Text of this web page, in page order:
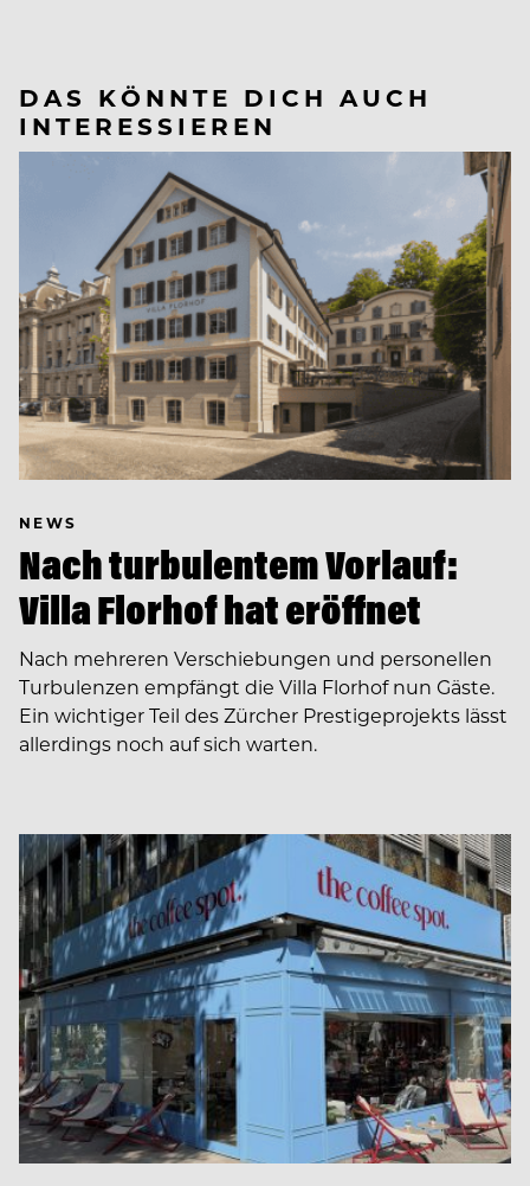
DAS KÖNNTE DICH AUCH
INTERESSIEREN
NEWS
Nach turbulentem Vorlauf:
Villa Florhof hat eröffnet
Nach mehreren Verschiebungen und personellen
Turbulenzen empfängt die Villa Florhof nun Gäste.
Ein wichtiger Teil des Zürcher Prestigeprojekts lässt
allerdings noch auf sich warten.